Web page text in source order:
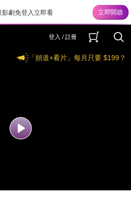
劇免登入立即看
登入 / 註冊
「頻道+看片」每月只要 $199？